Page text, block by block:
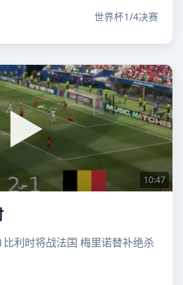
世界杯1/4决赛
10:47
利时将战法国 梅里诺替补绝杀